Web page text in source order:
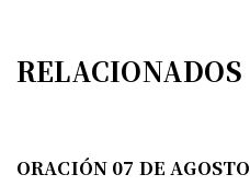
RELACIONADOS
ORACIÓN 07 DE AGOSTO